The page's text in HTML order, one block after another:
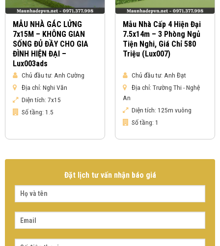
MẪU NHÀ GÁC LỬNG
7x15M – KHÔNG GIAN
SỐNG ĐỦ ĐẦY CHO GIA
ĐÌNH HIỆN ĐẠI –
Lux003ads
Chủ đầu tư: Anh Cường
Địa chỉ: Nghi Văn
Diện tích: 7x15
Số tầng: 1.5
Mẫu Nhà Cấp 4 Hiện Đại
7.5x14m – 3 Phòng Ngủ
Tiện Nghi, Giá Chỉ 580
Triệu (Lux007)
Chủ đầu tư: Anh Đạt
Địa chỉ: Trường Thi - Nghệ
An
Diện tích: 125m vuông
Số tầng: 1
Đặt lịch tư vấn nhận báo giá